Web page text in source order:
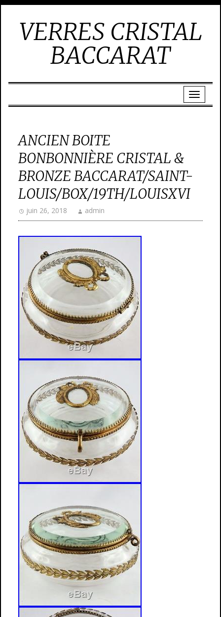
VERRES CRISTAL
BACCARAT
ANCIEN BOITE
BONBONNIÈRE CRISTAL &
BRONZE BACCARAT/SAINT-
LOUIS/BOX/19TH/LOUISXVI
juin 26, 2018 admin